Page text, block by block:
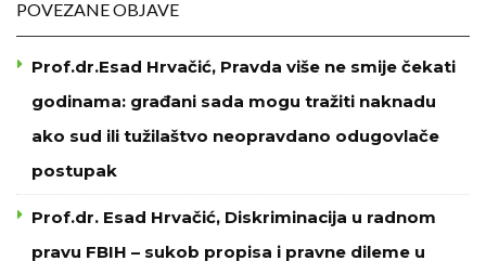
POVEZANE OBJAVE
Prof.dr.Esad Hrvačić, Pravda više ne smije čekati
godinama: građani sada mogu tražiti naknadu
ako sud ili tužilaštvo neopravdano odugovlače
postupak
Prof.dr. Esad Hrvačić, Diskriminacija u radnom
pravu FBIH – sukob propisa i pravne dileme u